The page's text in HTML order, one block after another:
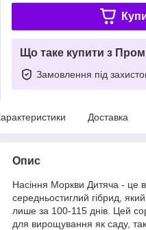
Що таке купити з
Замовлення під
Доставка
Опис
Насіння Моркви Дитяча - це
середньостиглий гібрид,
лише за 100-115 днів. Цей
для вирощування як саду,